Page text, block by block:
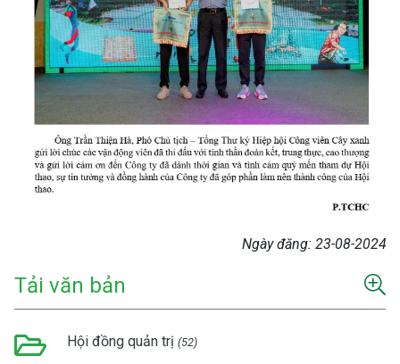
Ngày đăng: 23-08-2024
Tải văn bản
Hội đồng quản trị(52)